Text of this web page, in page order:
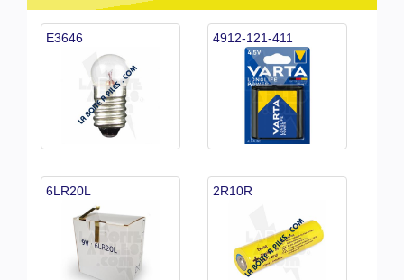
E3646 4912-121-411
6LR20L 2R10R